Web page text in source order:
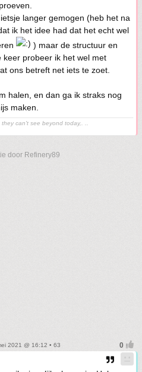
langer gemogen (heb het na
ik het idee had dat het echt wel
) maar de structuur en
keer probeer ik het wel met
ons betreft net iets te zoet.
halen, en dan ga ik straks nog
maken.
can't see beyond today,. ..
door Refinery89
2021 @ 16:12 • 63